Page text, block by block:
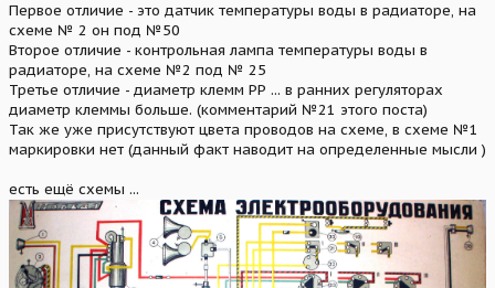
Первое отличие - это датчик температуры воды в радиаторе, на
схеме № 2 он под №50
Второе отличие - контрольная лампа температуры воды в
радиаторе, на схеме №2 под № 25
Третье отличие - диаметр клемм РР ... в ранних регуляторах
диаметр клеммы больше. (комментарий №21 этого поста)
Так же уже присутствуют цвета проводов на схеме, в схеме №1
маркировки нет (данный факт наводит на определенные мысли )
есть ещё схемы ...